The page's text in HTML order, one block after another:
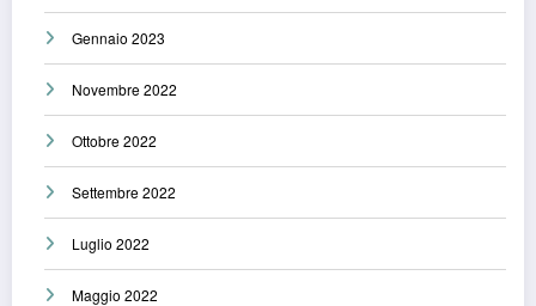
Gennaio 2023
Novembre 2022
Ottobre 2022
Settembre 2022
Luglio 2022
Maggio 2022